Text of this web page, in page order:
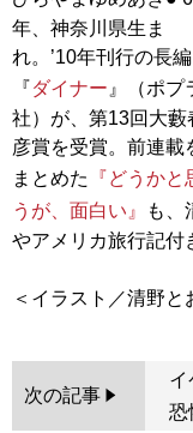
年、神奈川県生ま
れ。’10年刊行の長編
『ダイナー 』（ポプ
社）が、第13回大藪
彦賞を受賞。前連載
まとめた
『どうかと
うが、面白い』
も、
やアメリカ旅行記付
次の記事
イ
恐